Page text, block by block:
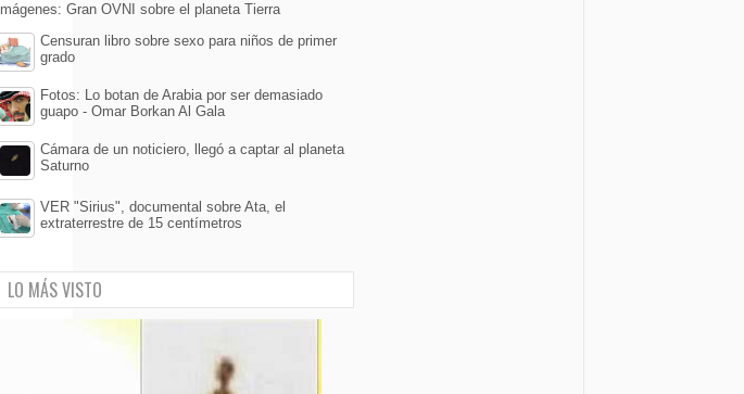
Imágenes: Gran OVNI sobre el planeta Tierra
Censuran libro sobre sexo para niños de primer
grado
Fotos: Lo botan de Arabia por ser demasiado
guapo - Omar Borkan Al Gala
Cámara de un noticiero, llegó a captar al planeta
Saturno
VER "Sirius", documental sobre Ata, el
extraterrestre de 15 centímetros
LO MÁS VISTO